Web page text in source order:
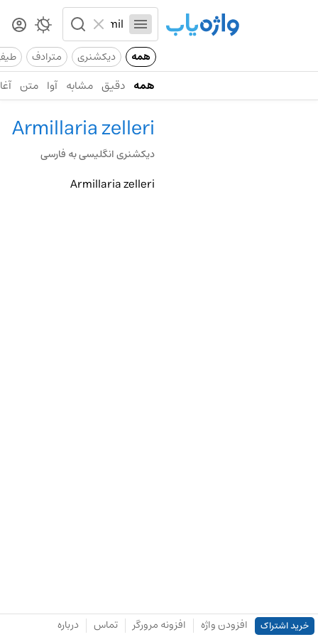
همه دیکشنری مترادف
همه دقیق مشابه آوا متن
Armillaria zelleri
دیکشنری انگلیسی به فارسی
Armillaria zelleri
خرید اشتراک افزودن واژه افزونه مرورگر تماس درباره